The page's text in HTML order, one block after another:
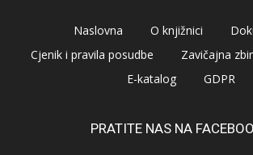
Naslovna O knjižnici
Cjenik i pravila posudbe
Zavičajna
E-katalog
GDPR
PRATITE NAS NA